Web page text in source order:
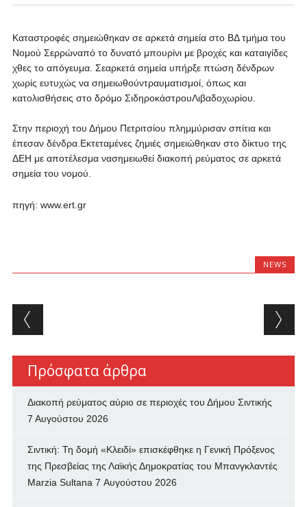
Καταστροφές σημειώθηκαν σε αρκετά σημεία στο ΒΔ τμήμα του
Νομού Σερρώναπό το δυνατό μπουρίνι με βροχές και καταιγίδες
χθες το απόγευμα. Σεαρκετά σημεία υπήρξε πτώση δένδρων
χωρίς ευτυχώς να σημειωθούντραυματισμοί, όπως και
κατολισθήσεις στο δρόμο ΣιδηροκάστρουΛιβαδοχωρίου.
Στην περιοχή του Δήμου Πετριτσίου πλημμύρισαν σπίτια και
έπεσαν δένδρα.Εκτεταμένες ζημιές σημειώθηκαν στο δίκτυο της
ΔΕΗ με αποτέλεσμα νασημειωθεί διακοπή ρεύματος σε αρκετά
σημεία του νομού.
πηγή: www.ert.gr
NEWS
Post navigation
Πρόσφατα άρθρα
Διακοπή ρεύματος αύριο σε περιοχές του Δήμου Σιντικής
7 Αυγούστου 2026
Σιντική: Τη δομή «Κλειδί» επισκέφθηκε η Γενική Πρόξενος
της Πρεσβείας της Λαϊκής Δημοκρατίας του Μπανγκλαντές
Marzia Sultana 7 Αυγούστου 2026